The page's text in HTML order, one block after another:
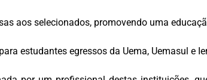
aos selecionados, promovendo uma
estudantes egressos da Uema, Uemasul e